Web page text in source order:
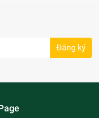
Đăng ký